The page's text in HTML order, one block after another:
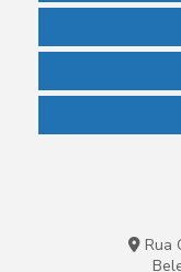
Placa de petri para
Ponteira para
Rua